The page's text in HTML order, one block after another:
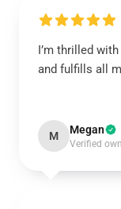
I’m thrilled
and fulfills all
M Megan
Verified